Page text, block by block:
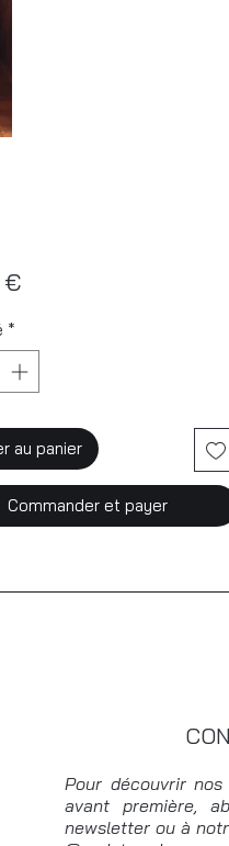
€Prix
*
au panier
Commander et payer
Pour découvrir
avant première,
newsletter ou à